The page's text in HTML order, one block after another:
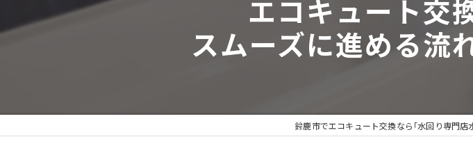
下水切り替え
洗面台リフォーム
キッチンリフォーム
エコキュート交
スムーズに進める流
鈴鹿市でエコキュート交換なら｢水回り専門店